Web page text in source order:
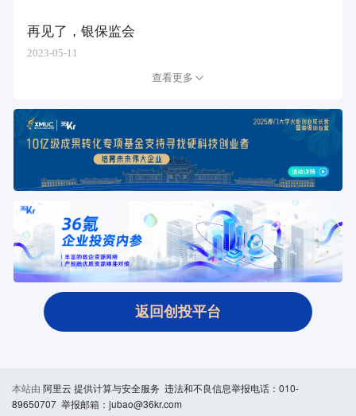
再见了，银保监会
2023-05-11
查看更多
返回创投平台
本站由 阿里云 提供计算与安全服务 违法和不良信息举报电话：010-
89650707 举报邮箱：jubao@36kr.com